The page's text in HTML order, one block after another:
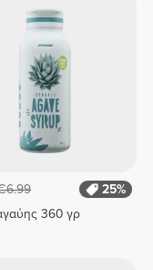
25%
360 γρ